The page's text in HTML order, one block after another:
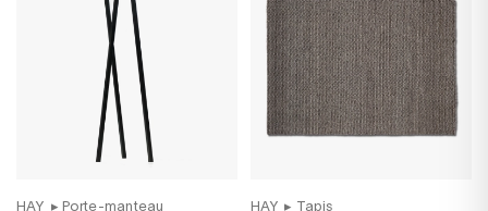
HAY ▸ Porte-manteau
HAY ▸ Tapis